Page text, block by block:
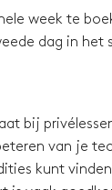
week te
dag in
bij
van je
kunt